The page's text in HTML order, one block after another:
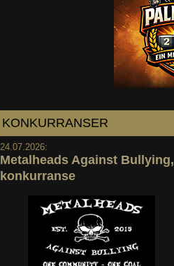
KONKURRANSER
24.07.2026:
Metalheads Against Bullying,
konkurranse